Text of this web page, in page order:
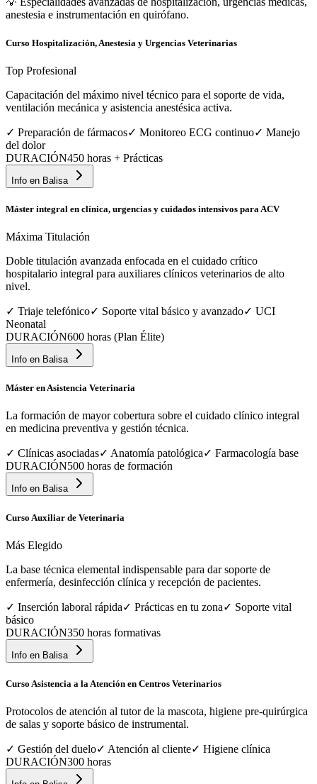
anestesia e instrumentación en quirófano.
Curso Hospitalización, Anestesia y Urgencias Veterinarias
Top Profesional
Capacitación del máximo nivel técnico para el soporte de vida,
ventilación mecánica y asistencia anestésica activa.
✓ Preparación de fármacos✓ Monitoreo ECG continuo✓ Manejo
del dolor
DURACIÓN450 horas + Prácticas
Info en Balisa
Máster integral en clínica, urgencias y cuidados intensivos para ACV
Máxima Titulación
Doble titulación avanzada enfocada en el cuidado crítico
hospitalario integral para auxiliares clínicos veterinarios de alto
nivel.
✓ Triaje telefónico✓ Soporte vital básico y avanzado✓ UCI
Neonatal
DURACIÓN600 horas (Plan Élite)
Info en Balisa
Máster en Asistencia Veterinaria
La formación de mayor cobertura sobre el cuidado clínico integral
en medicina preventiva y gestión técnica.
✓ Clínicas asociadas✓ Anatomía patológica✓ Farmacología base
DURACIÓN500 horas de formación
Info en Balisa
Curso Auxiliar de Veterinaria
Más Elegido
La base técnica elemental indispensable para dar soporte de
enfermería, desinfección clínica y recepción de pacientes.
✓ Inserción laboral rápida✓ Prácticas en tu zona✓ Soporte vital
básico
DURACIÓN350 horas formativas
Info en Balisa
Curso Asistencia a la Atención en Centros Veterinarios
Protocolos de atención al tutor de la mascota, higiene pre-quirúrgica
de salas y soporte básico de instrumental.
✓ Gestión del duelo✓ Atención al cliente✓ Higiene clínica
DURACIÓN300 horas